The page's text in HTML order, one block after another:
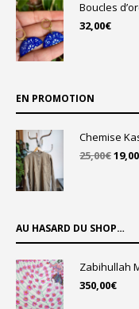
Boucles
32,00€
EN PROMOTION
Chemise
25,00€Le
19,00
AU HASARD DU SHOP…
Zabihullah
350,00€